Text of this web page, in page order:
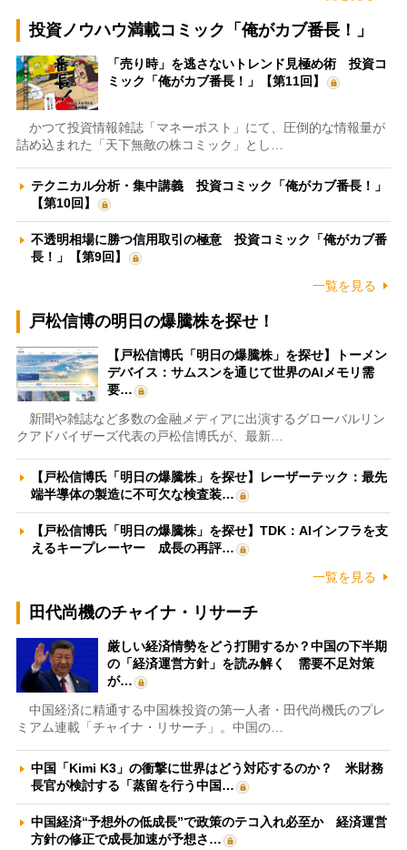
投資ノウハウ満載コミック「俺がカブ番長！」
「売り時」を逃さないトレンド見極め術 投資コ
ミック「俺がカブ番長！」【第11回】
かつて投資情報雑誌「マネーポスト」にて、圧倒的な情報量が
詰め込まれた「天下無敵の株コミック」とし…
テクニカル分析・集中講義 投資コミック「俺がカブ番長！」
【第10回】
不透明相場に勝つ信用取引の極意 投資コミック「俺がカブ番
長！」【第9回】
一覧を見る
戸松信博の明日の爆騰株を探せ！
【戸松信博氏「明日の爆騰株」を探せ】トーメン
デバイス：サムスンを通じて世界のAIメモリ需
要…
新聞や雑誌など多数の金融メディアに出演するグローバルリン
クアドバイザーズ代表の戸松信博氏が、最新…
【戸松信博氏「明日の爆騰株」を探せ】レーザーテック：最先
端半導体の製造に不可欠な検査装…
【戸松信博氏「明日の爆騰株」を探せ】TDK：AIインフラを支
えるキープレーヤー 成長の再評…
一覧を見る
田代尚機のチャイナ・リサーチ
厳しい経済情勢をどう打開するか？中国の下半期
の「経済運営方針」を読み解く 需要不足対策
が…
中国経済に精通する中国株投資の第一人者・田代尚機氏のプレ
ミアム連載「チャイナ・リサーチ」。中国の…
中国「Kimi K3」の衝撃に世界はどう対応するのか？ 米財務
長官が検討する「蒸留を行う中国…
中国経済“予想外の低成長”で政策のテコ入れ必至か 経済運営
方針の修正で成長加速が予想さ…